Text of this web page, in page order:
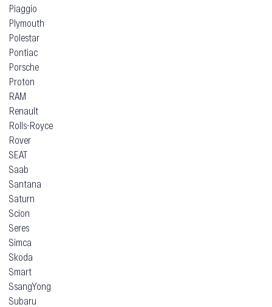
Piaggio
Plymouth
Polestar
Pontiac
Porsche
Proton
RAM
Renault
Rolls-Royce
Rover
SEAT
Saab
Santana
Saturn
Scion
Seres
Simca
Skoda
Smart
SsangYong
Subaru